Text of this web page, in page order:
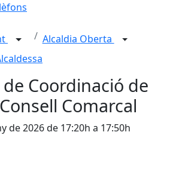
Alcaldia Oberta
Coordinació de
Comarcal
de 2026 de 17:20h a 17:50h